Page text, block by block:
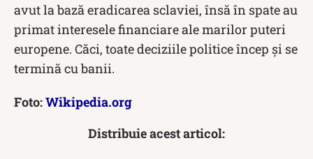
avut la bază eradicarea sclaviei, însă în spate au
primat interesele financiare ale marilor puteri
europene. Căci, toate deciziile politice încep și se
termină cu banii.
Foto:Wikipedia.org
Distribuie acest articol: